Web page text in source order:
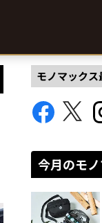
モノマックス
今月のモ